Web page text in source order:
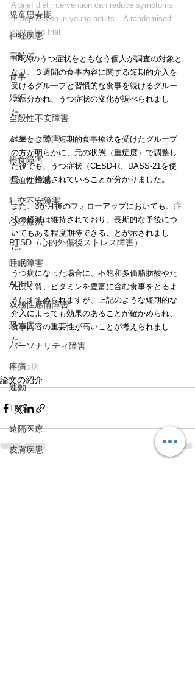
児童思春期
神経疾患
高齢者
食事
妊娠
全般性不安障害
パニック障害
摂食障害
強迫性障害
社交不安障害
心理療法
PTSD（心的外傷後ストレス障害）
睡眠障害
ADHD
双極性感情障害
恐怖症
パーソナリティ障害
疼痛
運動
TMS
遠隔医療
皮膚疾患
A brief diet intervention can reduce symptoms
of depression in young adults – A randomised
controlled trial
101人のうつ症状をともなう個人が調査の対象と
なり、３週間の食事内容に関する短期的介入を
受けるグループと習慣的な食事を続けるグルー
プに分かれ、うつ症状の変化が調べられまし
た。
結果として、短期的食事療法を受けたグループ
の方が明らかに、元の状態（重症度）で調整し
た後でも、うつ症状（CESD-R、DASS-21を使
用）が軽減されていることが分かりました。
また、3か月後のフォローアップにおいても、症
状の軽減は維持されており、長期的な予後につ
いてもある程度期待できることが示されまし
た。
うつ病になった場合に、不飽和多価脂肪酸やた
んぱく質、ビタミンを豊富に含む食事をとるよ
うにすすめられますが、上記のような短期的な
介入によっても効果のあることが確かめられ、
食事内容の重要性が高いことが考えられまし
た。
#うつ病
論文の紹介